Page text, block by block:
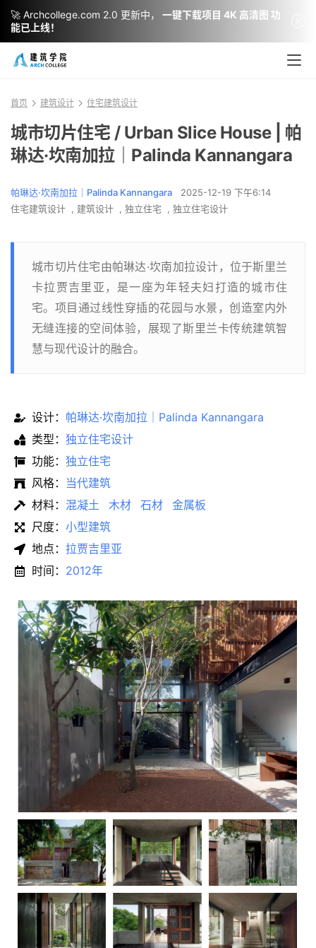
首页 建筑设计 住宅建筑设计
城市切片住宅 / Urban Slice House | 帕
琳达·坎南加拉｜Palinda Kannangara
帕琳达·坎南加拉｜Palinda Kannangara
2025-12-19 下午6:14
住宅建筑设计 , 建筑设计 , 独立住宅 , 独立住宅设计
城市切片住宅由帕琳达·坎南加拉设计，位于斯里兰
卡拉贾吉里亚，是一座为年轻夫妇打造的城市住
宅。项目通过线性穿插的花园与水景，创造室内外
无缝连接的空间体验，展现了斯里兰卡传统建筑智
慧与现代设计的融合。
设计： 帕琳达·坎南加拉｜Palinda Kannangara
类型： 独立住宅设计
功能： 独立住宅
风格： 当代建筑
材料： 混凝土 木材 石材
金属板
尺度： 小型建筑
地点： 拉贾吉里亚
时间： 2012年
🚀 Archcollege.com 2.0 更新中，
一键下载项目 4K 高清图 功
能已上线！